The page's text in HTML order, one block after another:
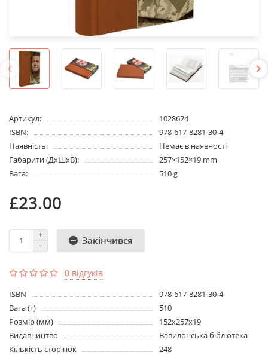
Артикул:
1028624
ISBN:
978-617-8281-30-4
Наявність:
Немає в наявності
Габарити (ДхШхВ):
257×152×19 mm
Вага:
510 g
£23.00
Закінчився
0 відгуків
ISBN
978-617-8281-30-4
Вага (г)
510
Розмір (мм)
152х257х19
Видавництво
Вавилонська бібліотека
Кількість сторінок
248